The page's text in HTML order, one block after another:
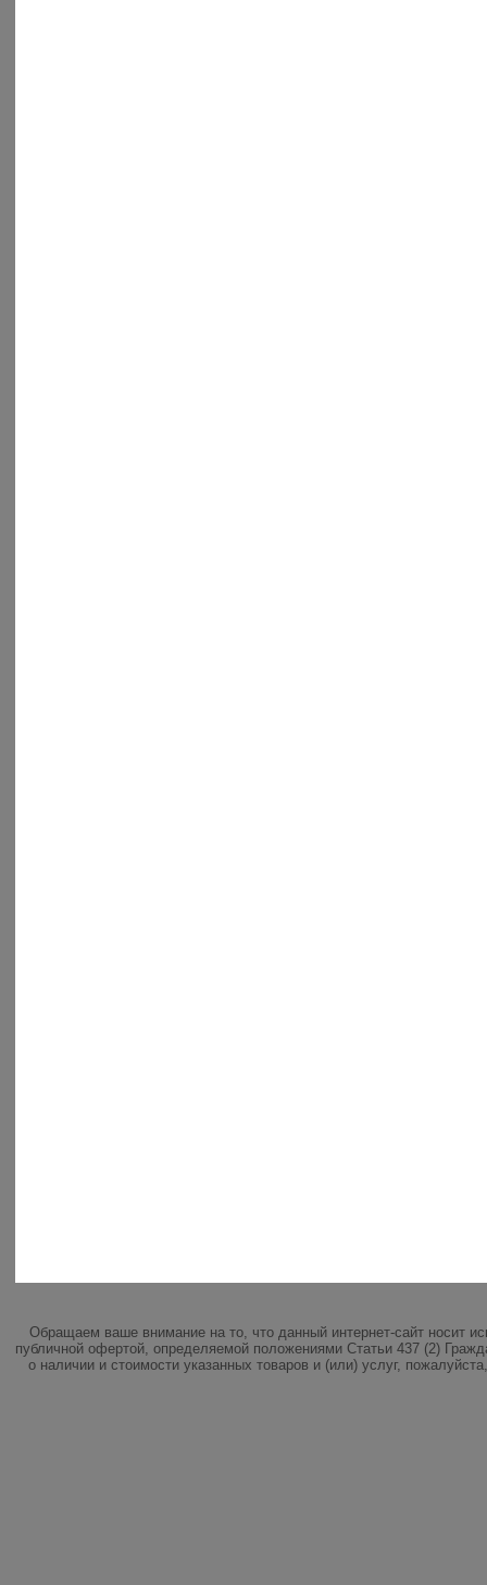
Обращаем ваше внимание на то, что данный интернет-сайт носит
публичной офертой, определяемой положениями Статьи 437 (2)
о наличии и стоимости указанных товаров и (или) услуг,